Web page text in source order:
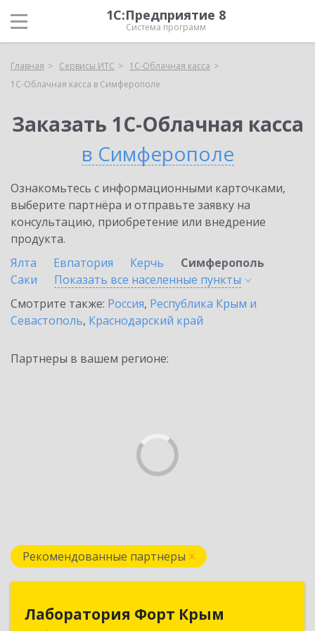
1С:Предприятие 8
Система программ
Главная Сервисы ИТС
1С-Облачная касса
1С-Облачная касса в Симферополе
Заказать 1С-Облачная касса
в Симферополе
Ознакомьтесь с информационными карточками,
выберите партнёра и отправьте заявку на
консультацию, приобретение или внедрение
продукта.
Ялта
Евпатория Керчь
Симферополь
Саки
Показать все населенные пункты
Смотрите также: Россия, Республика Крым и
Севастополь, Краснодарский край
Партнеры в вашем регионе:
Рекомендованные партнеры
Лаборатория Форт Крым